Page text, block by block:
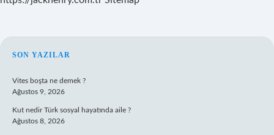
SIDEBAR
SON YAZILAR
Vites boşta ne demek ?
Ağustos 9, 2026
Kut nedir Türk sosyal hayatında aile ?
Ağustos 8, 2026